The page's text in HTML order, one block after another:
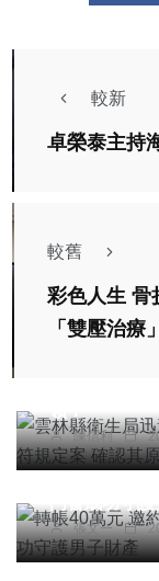
較新
卓榮泰主持
較舊
彩色人生 骨
「雙壓治
綜合新聞
陳信利
社會 綜合
轉帳40萬元 邀約女網友見面 警銀聯手攔阻詐騙 北
張文一